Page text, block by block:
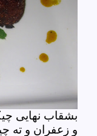
بشقاب نهایی
و زعفران و ته